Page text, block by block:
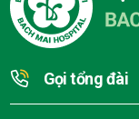
Gọi tổng đài